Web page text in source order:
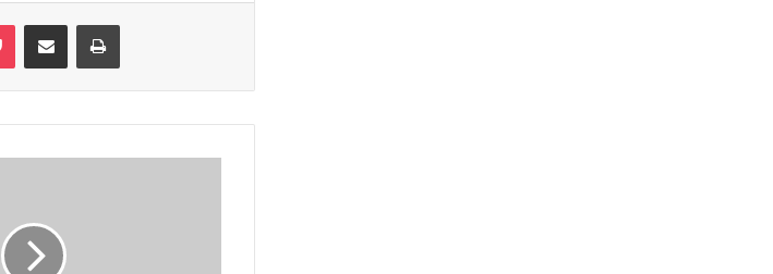
Pocket Compartilhar via e-mail Imprimir